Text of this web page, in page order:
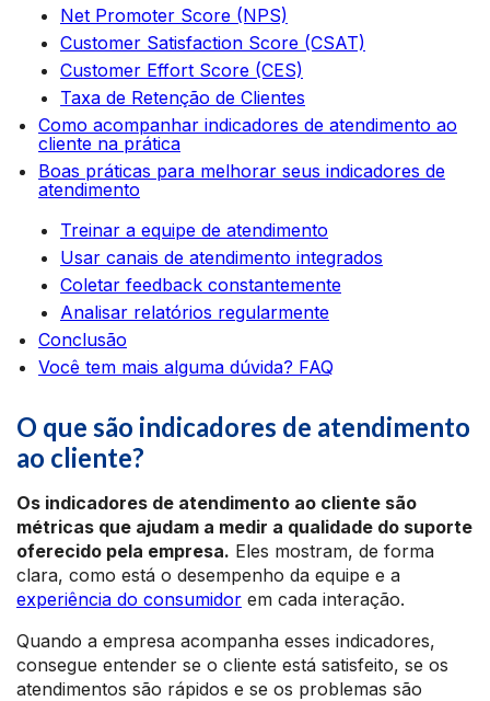
Net Promoter Score (NPS)
Customer Satisfaction Score (CSAT)
Customer Effort Score (CES)
Taxa de Retenção de Clientes
Como acompanhar indicadores de atendimento ao
cliente na prática
Boas práticas para melhorar seus indicadores de
atendimento
Treinar a equipe de atendimento
Usar canais de atendimento integrados
Coletar feedback constantemente
Analisar relatórios regularmente
Conclusão
Você tem mais alguma dúvida? FAQ
O que são indicadores de atendimento
ao cliente?
Os indicadores de atendimento ao cliente são
métricas que ajudam a medir a qualidade do suporte
oferecido pela empresa. Eles mostram, de forma
clara, como está o desempenho da equipe e a
experiência do consumidor em cada interação.
Quando a empresa acompanha esses indicadores,
consegue entender se o cliente está satisfeito, se os
atendimentos são rápidos e se os problemas são